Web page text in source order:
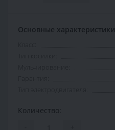
Основные характеристики
Количество: